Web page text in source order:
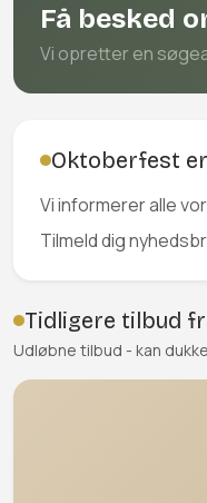
Få besked
Vi opretter en
Oktoberfest
Vi informerer alle
Tilmeld dig
Tidligere tilbud
Udløbne tilbud - kan